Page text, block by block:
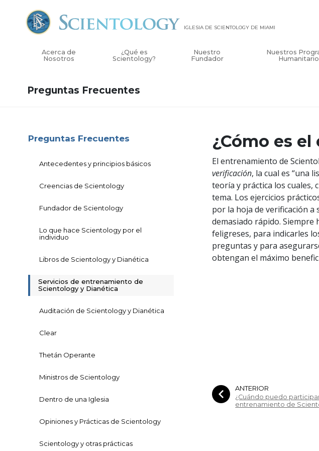
IGLESIA DE SCIENTOLOGY DE MIAMI
Acerca de
Nosotros
¿Qué es
Scientology?
Nuestro
Fundador
Nuestros
Preguntas Frecuentes
¿Cómo es
El entrenamiento de
verificación, la cual es “una
teoría y práctica los cuales,
tema. Los ejercicios
por la hoja de verificación a
demasiado rápido.
feligreses, para indicarles
preguntas y para
obtengan el máximo
ANTERIOR
¿Cuándo puedo
entrenamiento de
Preguntas Frecuentes
Antecedentes y principios básicos
Creencias de Scientology
Fundador de Scientology
Lo que hace Scientology por el
individuo
Libros de Scientology y Dianética
Servicios de entrenamiento de
Scientology y Dianética
Auditación de Scientology y Dianética
Clear
Thetán Operante
Ministros de Scientology
Dentro de una Iglesia
Opiniones y Prácticas de Scientology
Scientology y otras prácticas